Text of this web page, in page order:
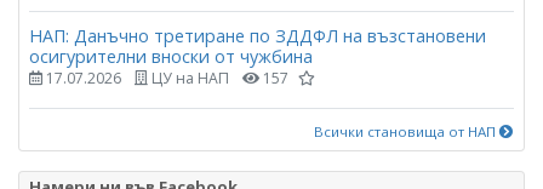
НАП: Данъчно третиране по ЗДДФЛ на възстановени
осигурителни вноски от чужбина
17.07.2026 ЦУ на НАП 157
Всички становища от НАП